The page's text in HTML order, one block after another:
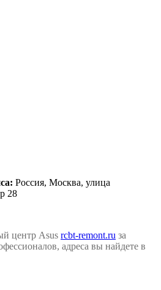
Россия, Москва, улица
28
центр Asus rcbt-remont.ru за
адреса вы найдете в